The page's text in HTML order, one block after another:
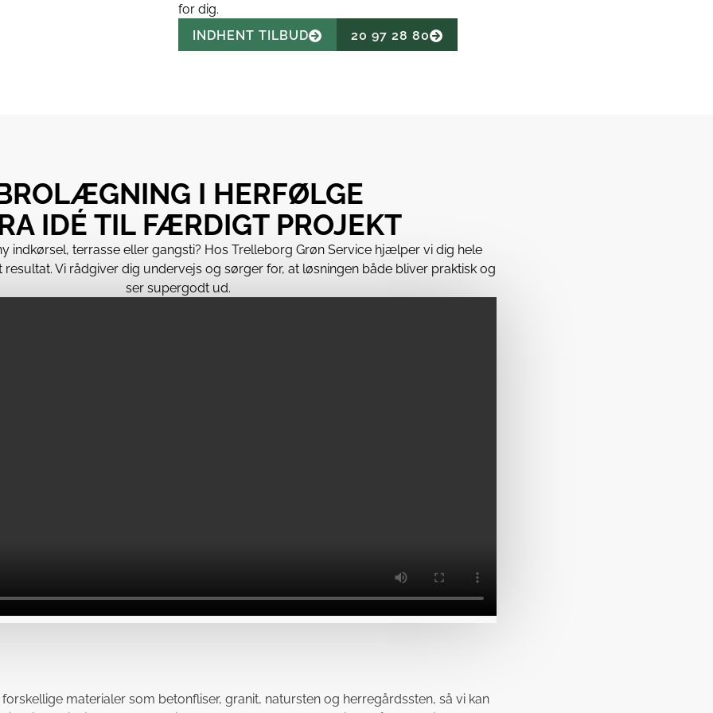
for dig.
INDHENT TILBUD
20 97 28 80
I HERFØLGE
IDÉ TIL FÆRDIGT PROJEKT
indkørsel, terrasse eller gangsti? Hos Trelleborg Grøn Service hjælper vi dig hele
Vi rådgiver dig undervejs og sørger for, at løsningen både bliver praktisk og
ser supergodt ud.
materialer som betonfliser, granit, natursten og herregårdssten, så vi kan